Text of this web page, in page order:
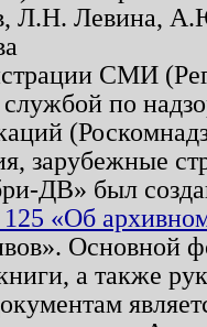
Л.Н. Левина,
СМИ
по
зарубежные
ДВ» был
«Об
Основной
а также